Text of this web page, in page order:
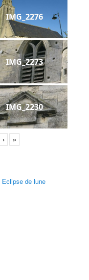
IMG_2276
IMG_2273
IMG_2230
› »
Eclipse de lune